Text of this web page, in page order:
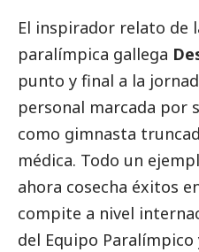
El inspirador relato de
paralímpica gallega
punto y final a la
personal marcada
como gimnasta
médica. Todo un
ahora cosecha éxitos
compite a nivel
del Equipo